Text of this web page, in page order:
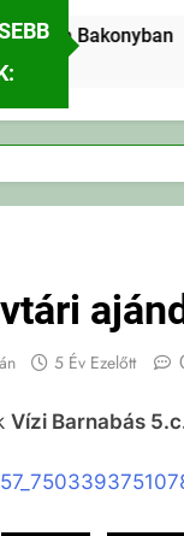
a Bakonyban
5 Év Ezelőtt
Vízi Barnabás